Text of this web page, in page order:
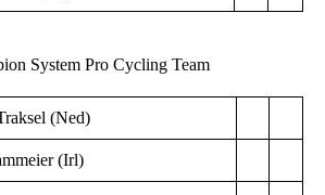
System Pro Cycling Team
(Ned)
(Irl)